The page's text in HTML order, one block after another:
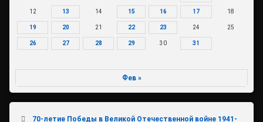
12 13 14 15 16 17 18
19 20 21 22 23 24 25
26 27 28 29 30 31
Фев »
70-летие Победы в Великой Отечественной войне 1941-